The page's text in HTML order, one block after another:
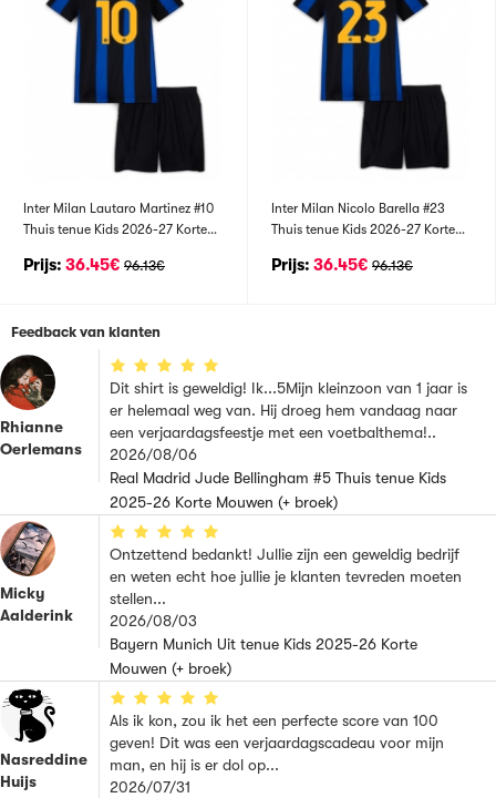
Inter Milan Lautaro Martinez #10
Thuis tenue Kids 2026-27 Korte
Prijs: 36.45€ 96.13€
Inter Milan Nicolo Barella #23
Thuis tenue Kids 2026-27 Korte
Prijs: 36.45€ 96.13€
Feedback van klanten
Rhianne
Oerlemans
Dit shirt is geweldig! Ik...5Mijn kleinzoon van 1 jaar is
er helemaal weg van. Hij droeg hem vandaag naar
een verjaardagsfeestje met een voetbalthema!..
2026/08/06
Real Madrid Jude Bellingham #5 Thuis tenue Kids
2025-26 Korte Mouwen (+ broek)
Micky
Aalderink
Ontzettend bedankt! Jullie zijn een geweldig bedrijf
en weten echt hoe jullie je klanten tevreden moeten
stellen...
2026/08/03
Bayern Munich Uit tenue Kids 2025-26 Korte
Mouwen (+ broek)
Nasreddine
Huijs
Als ik kon, zou ik het een perfecte score van 100
geven! Dit was een verjaardagscadeau voor mijn
man, en hij is er dol op...
2026/07/31